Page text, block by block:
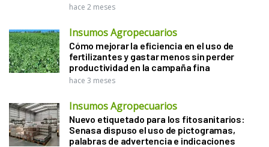
hace 2 meses
Insumos Agropecuarios
Cómo mejorar la eficiencia en el uso de
fertilizantes y gastar menos sin perder
productividad en la campaña fina
hace 3 meses
Insumos Agropecuarios
Nuevo etiquetado para los fitosanitarios:
Senasa dispuso el uso de pictogramas,
palabras de advertencia e indicaciones